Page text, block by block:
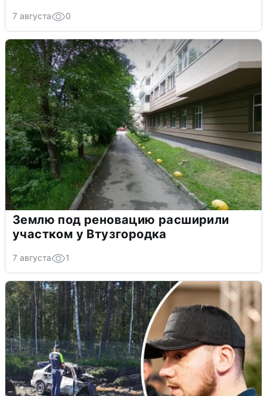
7 августа 0
Землю под реновацию расширили
участком у Втузгородка
7 августа 1